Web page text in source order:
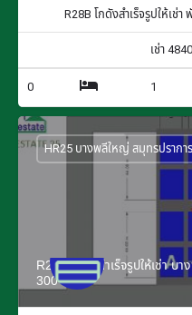
R28B โกดังสำเร็จรูปให้เช่
เช่า
0 1
R25F โกดังสำเร็จรูปให้เช่า
300 ตรม.
HR25 บางพลีใหญ่ สมุทรปราการ